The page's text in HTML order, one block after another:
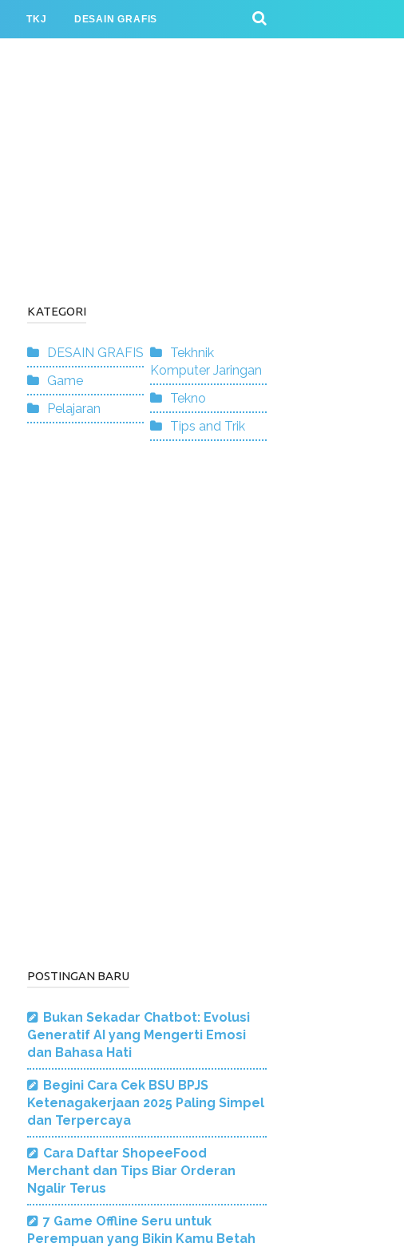
TKJ DESAIN GRAFIS
KATEGORI
DESAIN GRAFIS
Game
Pelajaran
Tekhnik
Komputer Jaringan
Tekno
Tips and Trik
POSTINGAN BARU
Bukan Sekadar Chatbot: Evolusi
Generatif AI yang Mengerti Emosi
dan Bahasa Hati
Begini Cara Cek BSU BPJS
Ketenagakerjaan 2025 Paling Simpel
dan Terpercaya
Cara Daftar ShopeeFood
Merchant dan Tips Biar Orderan
Ngalir Terus
7 Game Offline Seru untuk
Perempuan yang Bikin Kamu Betah